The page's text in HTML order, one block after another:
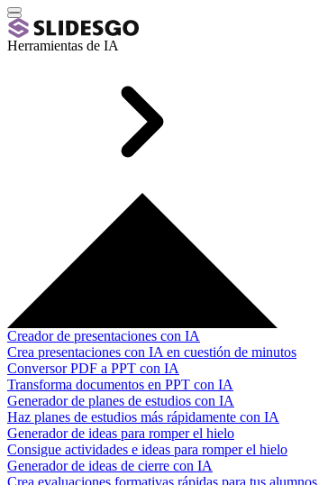
Herramientas de IA
Creador de presentaciones con IA
Crea presentaciones con IA en cuestión de minutos
Conversor PDF a PPT con IA
Transforma documentos en PPT con IA
Generador de planes de estudios con IA
Haz planes de estudios más rápidamente con IA
Generador de ideas para romper el hielo
Consigue actividades e ideas para romper el hielo
Generador de ideas de cierre con IA
Crea evaluaciones formativas rápidas para tus alumnos